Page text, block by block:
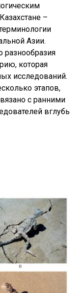
–
Азии.
разнообразия
которая
исследований.
этапов,
с ранними
вглубь